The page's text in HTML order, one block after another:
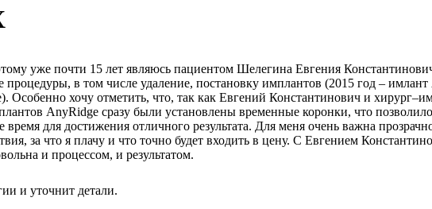
уже почти 15 лет являюсь пациентом Шелегина Евгения
в том числе удаление, постановку имплантов (2015 год –
хочу отметить, что, так как Евгений Константинович и
AnyRidge сразу были установлены временные коронки, что позволило
для достижения отличного результата. Для меня очень важна
за что я плачу и что точно будет входить в цену. С Евгением
и процессом, и результатом.
и уточнит детали.